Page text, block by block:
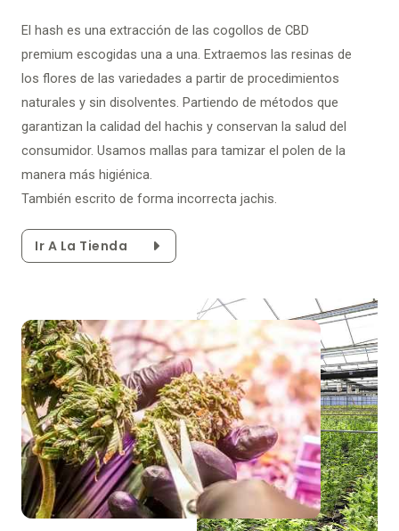
El hash es una extracción de las cogollos de CBD
premium escogidas una a una. Extraemos las resinas de
los flores de las variedades a partir de procedimientos
naturales y sin disolventes. Partiendo de métodos que
garantizan la calidad del hachis y conservan la salud del
consumidor. Usamos mallas para tamizar el polen de la
manera más higiénica.
También escrito de forma incorrecta jachis.
Ir A La Tienda